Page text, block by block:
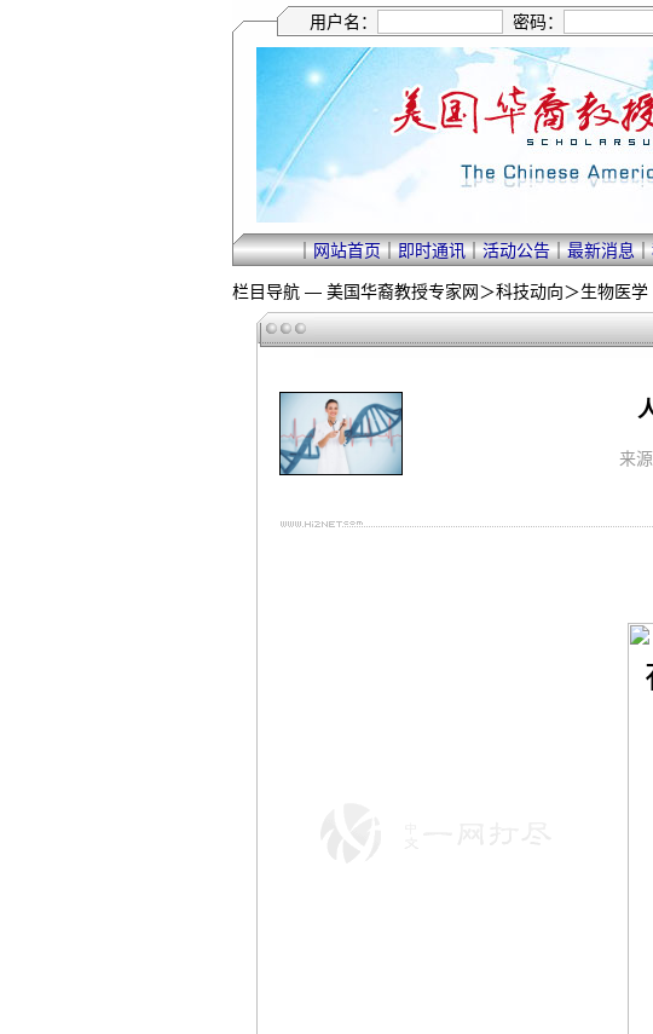
用户名： 密码：
｜网站首页｜即时通讯｜活动公告｜最新消息｜
栏目导航 — 美国华裔教授专家网＞科技动向＞生物医学
来